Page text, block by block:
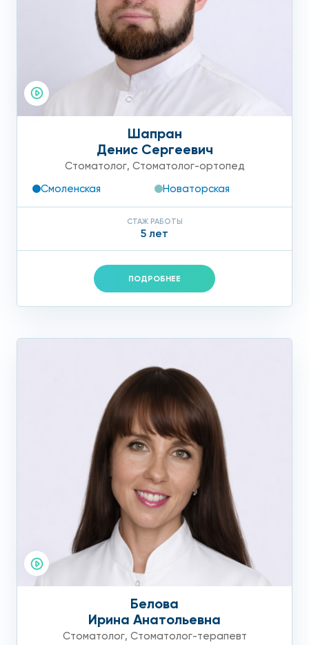
Шапран
Денис Сергеевич
Стоматолог, Стоматолог-ортопед
Смоленская
Новаторская
СТАЖ РАБОТЫ
5 лет
ПОДРОБНЕЕ
Белова
Ирина Анатольевна
Стоматолог, Стоматолог-терапевт